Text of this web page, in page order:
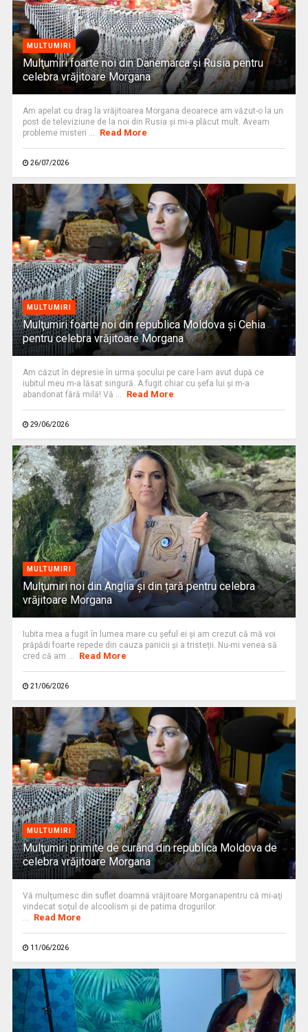
MULTUMIRI
Mulţumiri foarte noi din Danemarca și Rusia pentru
celebra vrăjitoare Morgana
Am apelat cu drag la vrăjitoarea Morgana deoarece am văzut-o la un
post de televiziune de la noi din Rusia și mi-a plăcut mult. Aveam
probleme misteri ...
Read More
26/07/2026
MULTUMIRI
Mulţumiri foarte noi din republica Moldova și Cehia
pentru celebra vrăjitoare Morgana
Am căzut în depresie în urma șocului pe care l-am avut după ce
iubitul meu m-a lăsat singură. A fugit chiar cu şefa lui şi m-a
abandonat fără milă! Vă ...
Read More
29/06/2026
MULTUMIRI
Mulţumiri noi din Anglia și din țară pentru celebra
vrăjitoare Morgana
Iubita mea a fugit în lumea mare cu şeful ei şi am crezut că mă voi
prăpădi foarte repede din cauza panicii și a tristeții. Nu-mi venea să
cred că am ...
Read More
21/06/2026
MULTUMIRI
Mulţumiri primite de curând din republica Moldova de
celebra vrăjitoare Morgana
Vă mulţumesc din suflet doamnă vrăjitoare Morganapentru că mi-aţi
vindecat soţul de alcoolism şi de patima drogurilor.
...
Read More
11/06/2026